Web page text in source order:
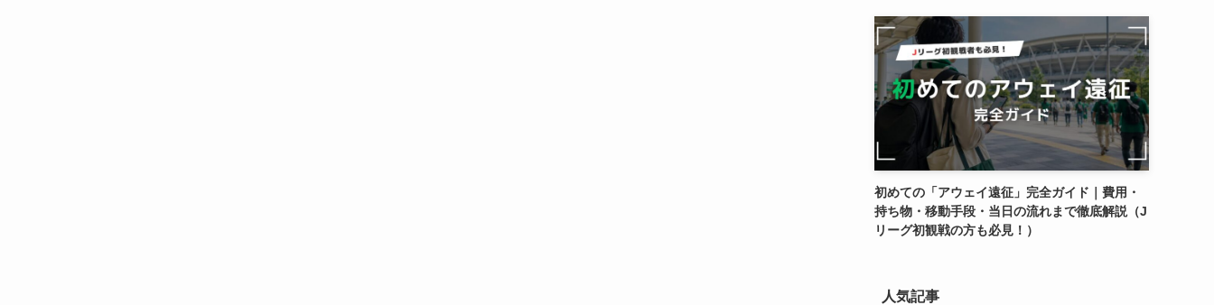
初めての「アウェイ遠征」完全ガイド｜費用・
持ち物・移動手段・当日の流れまで徹底解説（J
リーグ初観戦の方も必見！）
人気記事